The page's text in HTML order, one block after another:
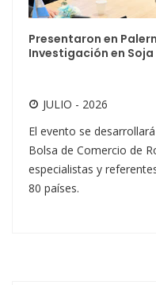
Presentaron en
Investigación en Soja
JULIO - 2026
El evento se
Bolsa de Comercio de
especialistas y
80 países.